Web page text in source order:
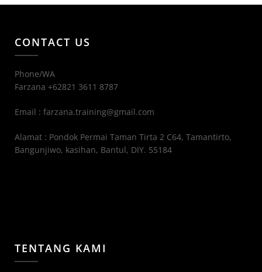
CONTACT US
Phone/WA
Farzana +62821 3611 8787
Email : farzana.training@gmail.com
Alamat : Pondok Permai Taman Tirta 2 C64, Tamantirto,
Bangunjiwo, kasihan, Bantul, DIY. 55184
TENTANG KAMI